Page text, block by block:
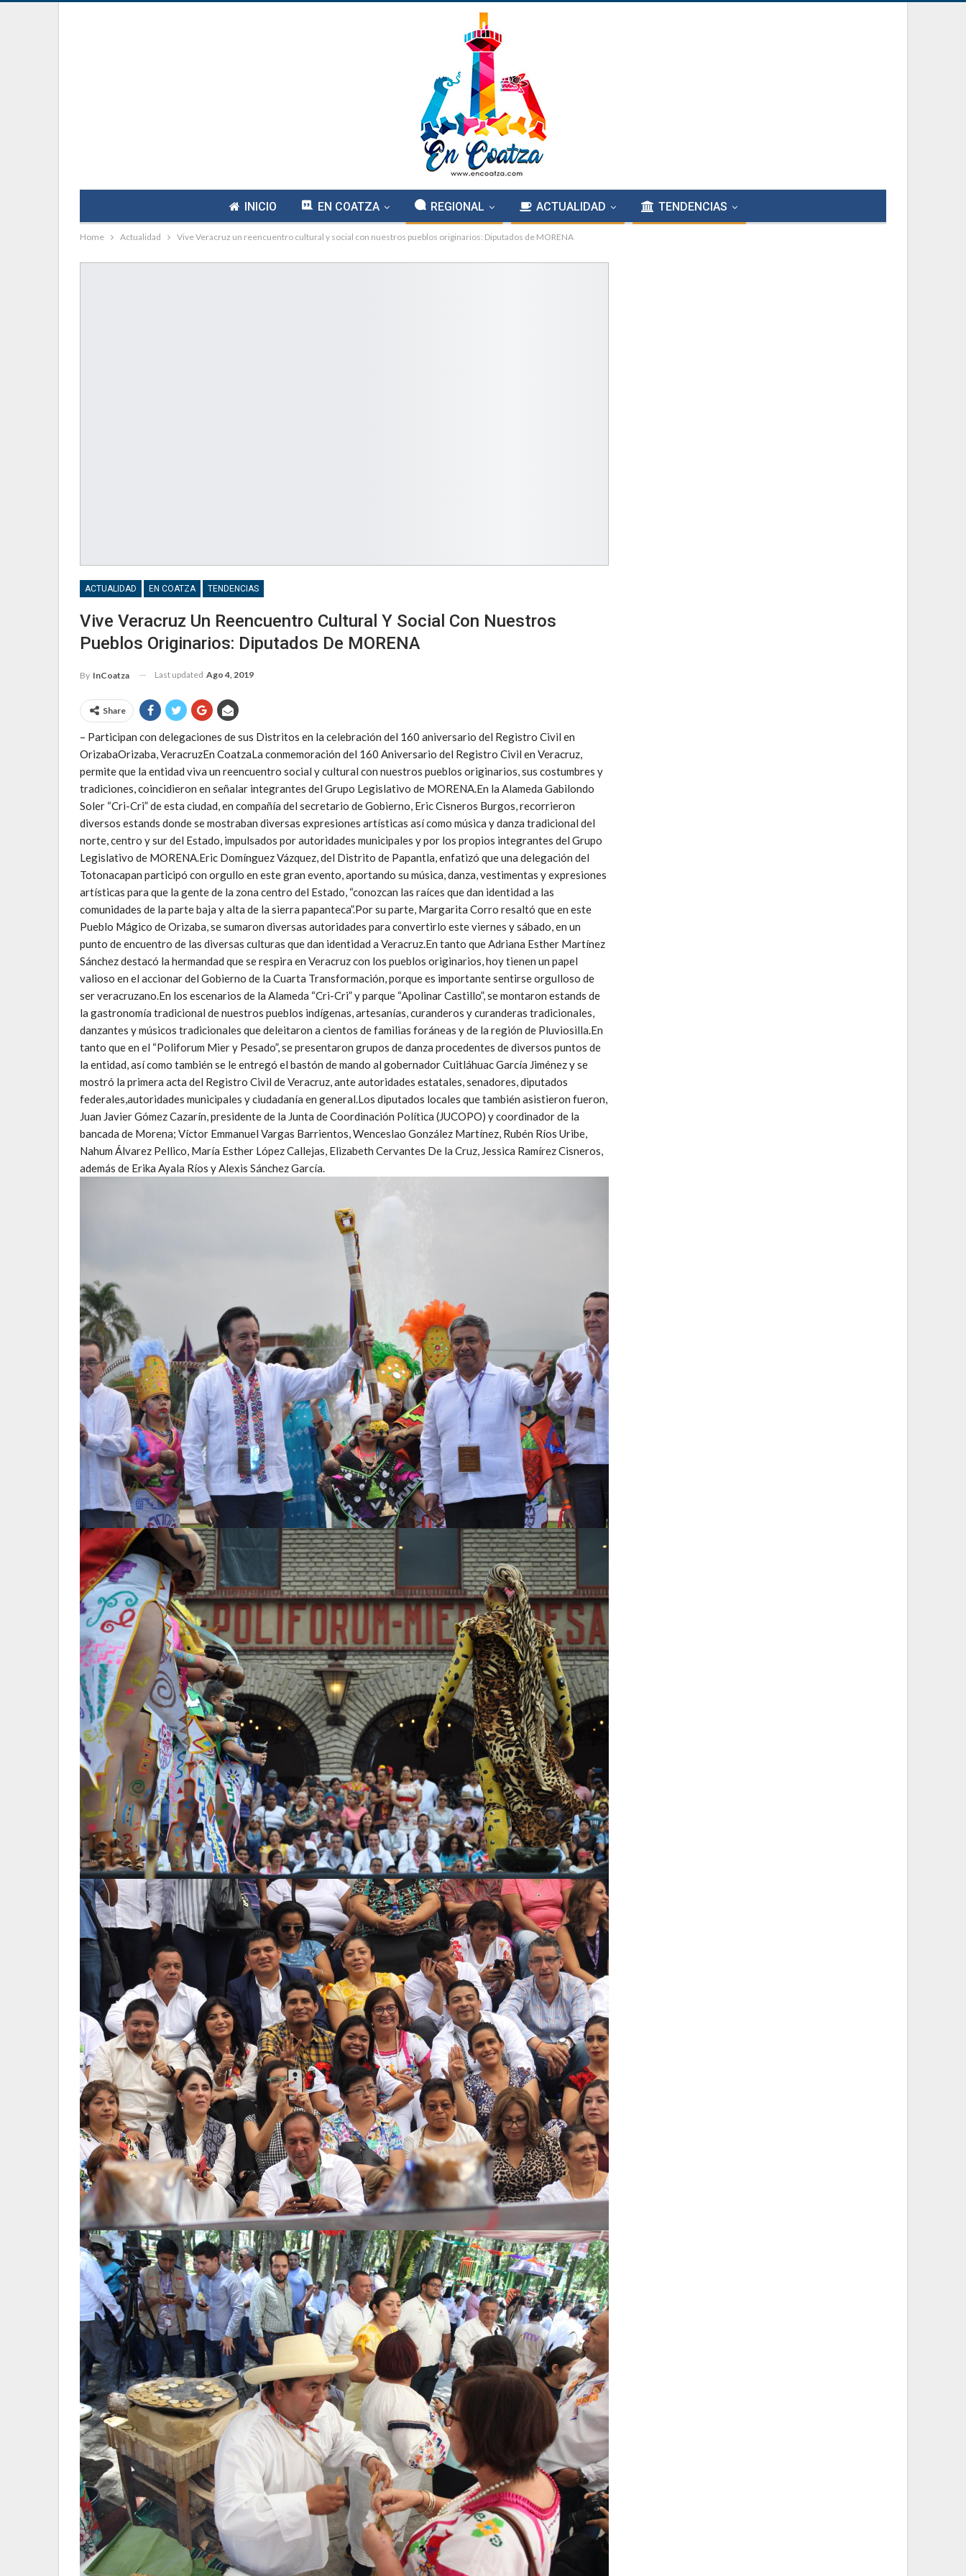
INICIO EN COATZA REGIONAL ACTUALIDAD TENDENCIAS
Home Actualidad Vive Veracruz un reencuentro cultural y social con nuestros pueblos originarios: Diputados de MORENA
ACTUALIDAD EN COATZA TENDENCIAS
Vive Veracruz Un Reencuentro Cultural Y Social Con Nuestros
Pueblos Originarios: Diputados De MORENA
By InCoatza Last updated Ago 4, 2019
Share
– Participan con delegaciones de sus Distritos en la celebración del 160 aniversario del Registro Civil en
OrizabaOrizaba, VeracruzEn CoatzaLa conmemoración del 160 Aniversario del Registro Civil en Veracruz,
permite que la entidad viva un reencuentro social y cultural con nuestros pueblos originarios, sus costumbres y
tradiciones, coincidieron en señalar integrantes del Grupo Legislativo de MORENA.En la Alameda Gabilondo
Soler “Cri-Cri” de esta ciudad, en compañía del secretario de Gobierno, Eric Cisneros Burgos, recorrieron
diversos estands donde se mostraban diversas expresiones artísticas así como música y danza tradicional del
norte, centro y sur del Estado, impulsados por autoridades municipales y por los propios integrantes del Grupo
Legislativo de MORENA.Eric Domínguez Vázquez, del Distrito de Papantla, enfatizó que una delegación del
Totonacapan participó con orgullo en este gran evento, aportando su música, danza, vestimentas y expresiones
artísticas para que la gente de la zona centro del Estado, “conozcan las raíces que dan identidad a las
comunidades de la parte baja y alta de la sierra papanteca”.Por su parte, Margarita Corro resaltó que en este
Pueblo Mágico de Orizaba, se sumaron diversas autoridades para convertirlo este viernes y sábado, en un
punto de encuentro de las diversas culturas que dan identidad a Veracruz.En tanto que Adriana Esther Martínez
Sánchez destacó la hermandad que se respira en Veracruz con los pueblos originarios, hoy tienen un papel
valioso en el accionar del Gobierno de la Cuarta Transformación, porque es importante sentirse orgulloso de
ser veracruzano.En los escenarios de la Alameda “Cri-Cri” y parque “Apolinar Castillo”, se montaron estands de
la gastronomía tradicional de nuestros pueblos indígenas, artesanías, curanderos y curanderas tradicionales,
danzantes y músicos tradicionales que deleitaron a cientos de familias foráneas y de la región de Pluviosilla.En
tanto que en el “Poliforum Mier y Pesado”, se presentaron grupos de danza procedentes de diversos puntos de
la entidad, así como también se le entregó el bastón de mando al gobernador Cuitláhuac García Jiménez y se
mostró la primera acta del Registro Civil de Veracruz, ante autoridades estatales, senadores, diputados
federales,autoridades municipales y ciudadanía en general.Los diputados locales que también asistieron fueron,
Juan Javier Gómez Cazarín, presidente de la Junta de Coordinación Política (JUCOPO) y coordinador de la
bancada de Morena; Víctor Emmanuel Vargas Barrientos, Wenceslao González Martínez, Rubén Ríos Uribe,
Nahum Álvarez Pellico, María Esther López Callejas, Elizabeth Cervantes De la Cruz, Jessica Ramírez Cisneros,
además de Erika Ayala Ríos y Alexis Sánchez García.